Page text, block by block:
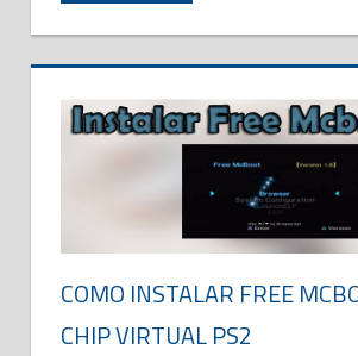
COMO INSTALAR FREE
CHIP VIRTUAL PS2